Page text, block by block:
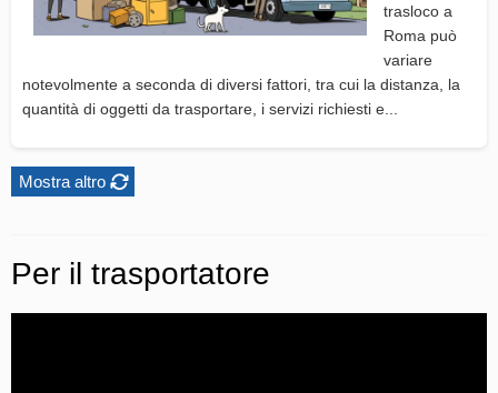
trasloco a
Roma può
variare
notevolmente a seconda di diversi fattori, tra cui la distanza, la
quantità di oggetti da trasportare, i servizi richiesti e...
Mostra altro
Per il trasportatore